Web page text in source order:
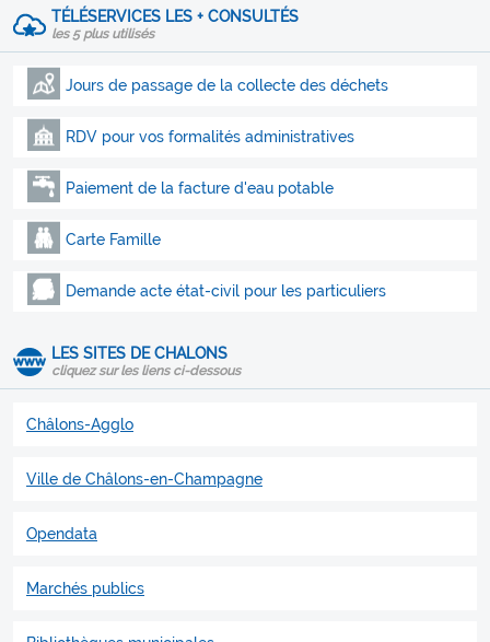
TÉLÉSERVICES LES + CONSULTÉS
les 5 plus utilisés
Jours de passage de la collecte des déchets
RDV pour vos formalités administratives
Paiement de la facture d'eau potable
Carte Famille
Demande acte état-civil pour les particuliers
LES SITES DE CHALONS
cliquez sur les liens ci-dessous
Châlons-Agglo
Ville de Châlons-en-Champagne
Opendata
Marchés publics